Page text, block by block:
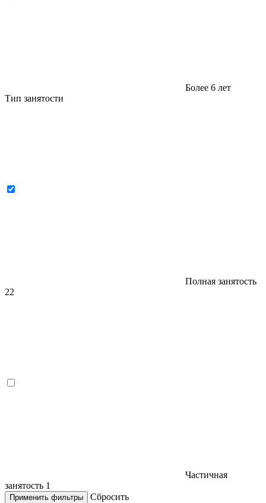
Более 6 лет
Тип занятости
Полная занятость
22
Частичная
занятость 1
Применить фильтры
Сбросить